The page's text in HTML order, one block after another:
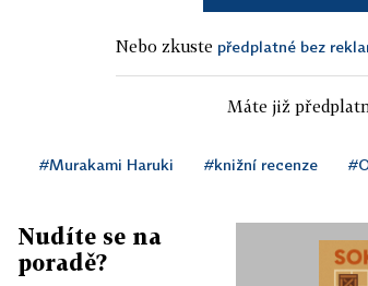
Nebo zkuste předplatné bez
Máte již
#Murakami Haruki #knižní recenze
Nudíte se na
poradě?